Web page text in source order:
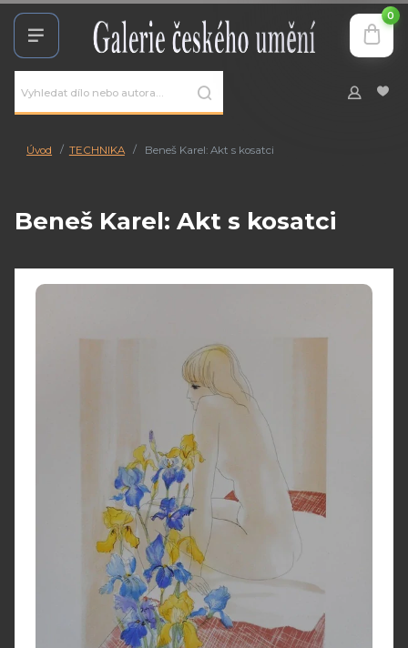
0
Úvod TECHNIKA Beneš Karel: Akt s kosatci
Beneš Karel: Akt s kosatci